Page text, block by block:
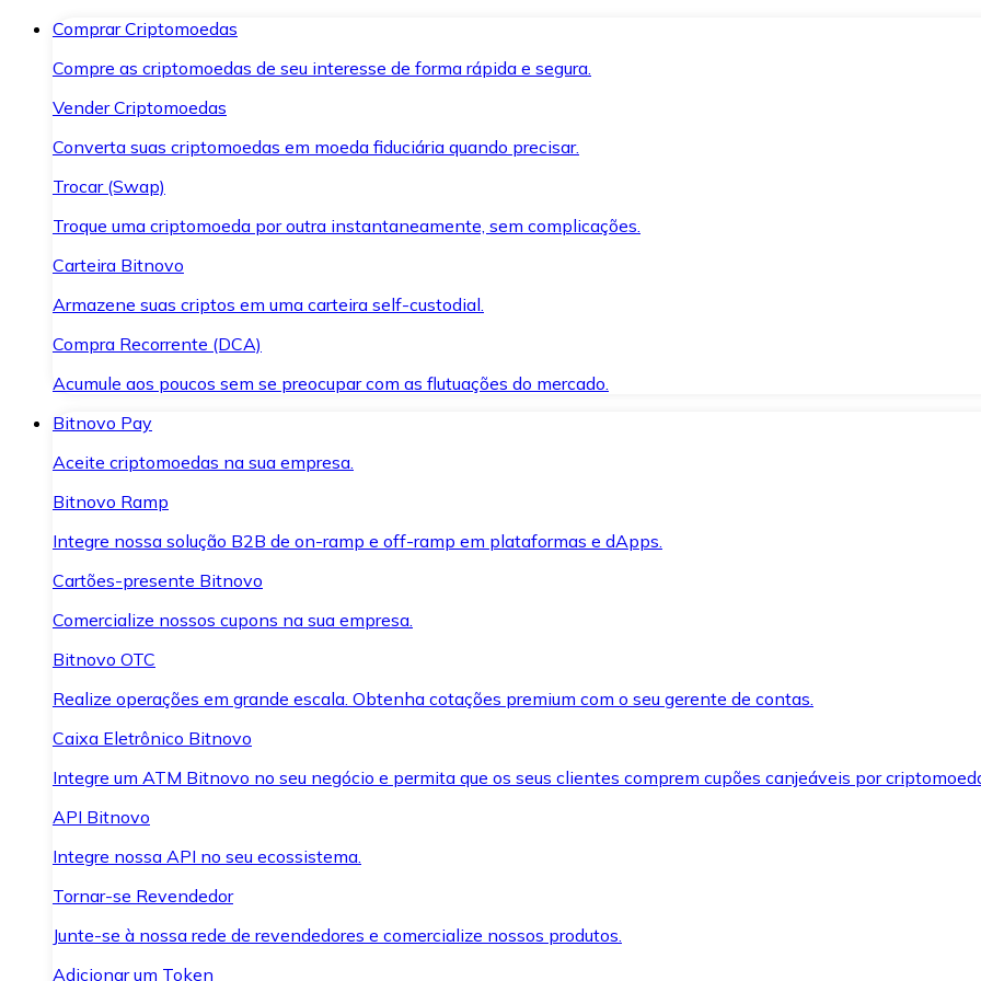
Comprar Criptomoedas
Compre as criptomoedas de seu interesse de forma rápida e segura.
Vender Criptomoedas
Converta suas criptomoedas em moeda fiduciária quando precisar.
Trocar (Swap)
Troque uma criptomoeda por outra instantaneamente, sem complicações.
Carteira Bitnovo
Armazene suas criptos em uma carteira self-custodial.
Compra Recorrente (DCA)
Acumule aos poucos sem se preocupar com as flutuações do mercado.
Bitnovo Pay
Aceite criptomoedas na sua empresa.
Bitnovo Ramp
Integre nossa solução B2B de on-ramp e off-ramp em plataformas e dApps.
Cartões-presente Bitnovo
Comercialize nossos cupons na sua empresa.
Bitnovo OTC
Realize operações em grande escala. Obtenha cotações premium com o seu gerente de contas.
Caixa Eletrônico Bitnovo
Integre um ATM Bitnovo no seu negócio e permita que os seus clientes comprem cupões canjeáveis por
API Bitnovo
Integre nossa API no seu ecossistema.
Tornar-se Revendedor
Junte-se à nossa rede de revendedores e comercialize nossos produtos.
Adicionar um Token